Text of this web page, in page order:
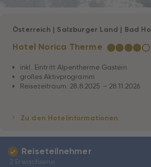
Hotel Norica Therme ★★★★☆
Österreich | Salzburger Land | Bad
inkl. Eintritt Alpentherme Gastein
großes Aktivprogramm
Reisezeitraum: 28.8.2025 – 28.11.2026
Zu den Hotelinformationen
Reiseteilnehmer
2 Erwachsene